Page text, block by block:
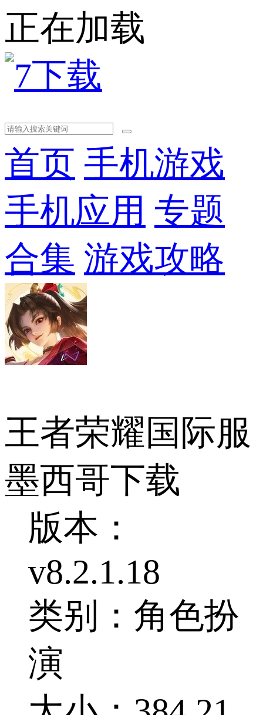
正在加载
首页 手机游戏
手机应用 专题
合集 游戏攻略
王者荣耀国际服
墨西哥下载
版本：
v8.2.1.18
类别：角色扮
演